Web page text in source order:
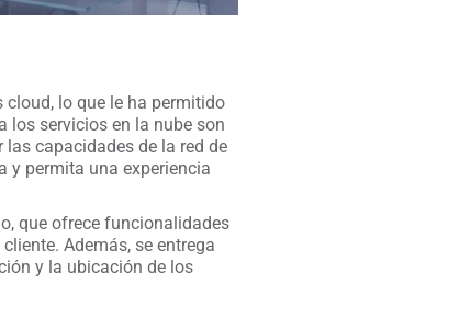
lo que le ha permitido
los servicios en la nube son
capacidades de la red de
y permita una experiencia
que ofrece funcionalidades
Además, se entrega
y la ubicación de los